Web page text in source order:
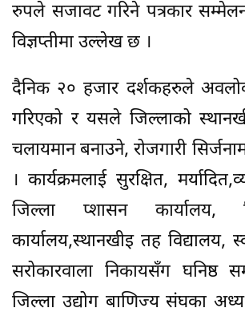
रुपले सजावट गरिने पत्रकार
विज्ञप्तीमा उल्लेख छ ।
दैनिक २० हजार दर्शकहरुले
गरिएको र यसले जिल्लाको
चलायमान बनाउने, रोजगारी
। कार्यक्रमलाई सुरक्षित,
जिल्ला प्शासन कार्यालय,
कार्यालय,स्थानखीइ तह
सरोकारवाला निकायसँग घनिष्ठ
जिल्ला उद्योग बाणिज्य संघका